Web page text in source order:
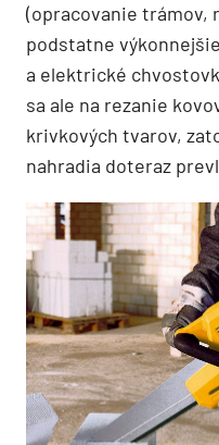
(opracovanie trámov,
podstatne
a elektrické
sa ale na rezanie
krivkových tvarov,
nahradia doteraz